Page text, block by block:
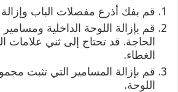
قم بفك أذرع مفصلات الباب وإزالة
قم بإزالة اللوحة الداخلية
الحاجة. قد تحتاج إلى ثني علامات
الغطاء.
قم بإزالة المسامير التي تثبت
اللوحة.